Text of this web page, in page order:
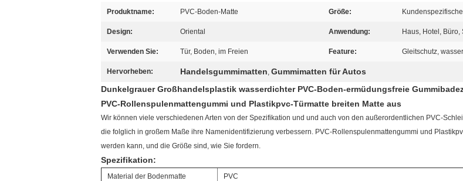
Produktname: PVC-Boden-Matte Größe: Kundenspezifische
Design: Oriental Anwendung: Haus, Hotel,
Verwenden Sie: Tür, Boden, im Freien Feature: Gleitschutz,
Hervorheben: Handelsgummimatten, Gummimatten für Autos
Dunkelgrauer Großhandelsplastik wasserdichter PVC-Boden-ermüdungsfreie
PVC-Rollenspulenmattengummi und Plastikpvc-Türmatte breiten Matte aus
Wir können viele verschiedenen Arten von der Spezifikation und und auch von den außerordentlichen PVC-
die folglich in großem Maße ihre Namenidentifizierung verbessern. PVC-Rollenspulenmattengummi und
werden kann, und die Größe sind, wie Sie fordern.
Spezifikation:
Material der Bodenmatte PVC